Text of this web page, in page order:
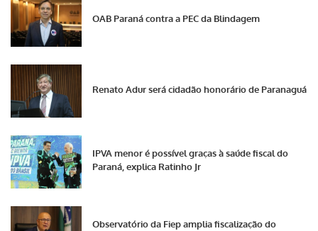
OAB Paraná contra a PEC da Blindagem
Renato Adur será cidadão honorário de Paranaguá
IPVA menor é possível graças à saúde fiscal do
Paraná, explica Ratinho Jr
Observatório da Fiep amplia fiscalização do